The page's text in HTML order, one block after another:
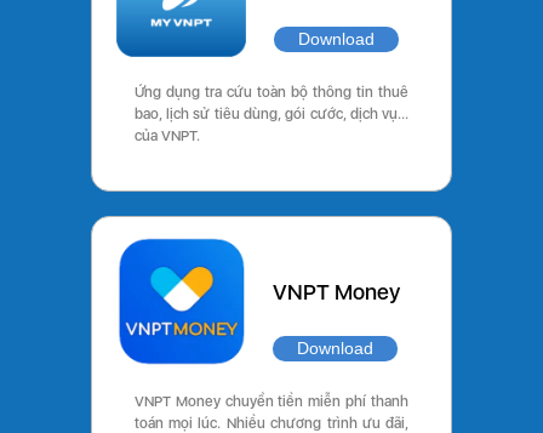
Download
Ứng dụng tra cứu toàn bộ thông tin thuê
bao, lịch sử tiêu dùng, gói cước, dịch vụ…
của VNPT.
VNPT Money
Download
VNPT Money chuyển tiền miễn phí thanh
toán mọi lúc. Nhiều chương trình ưu đãi,